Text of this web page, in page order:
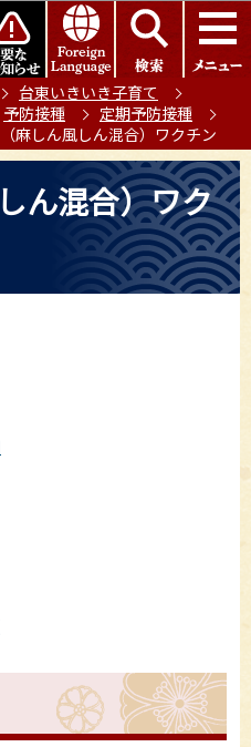
本文へ移動
台東いきいき子育て
予防接種
定期予防接種
麻しん風しん混合）ワクチン
ん混合）ワク